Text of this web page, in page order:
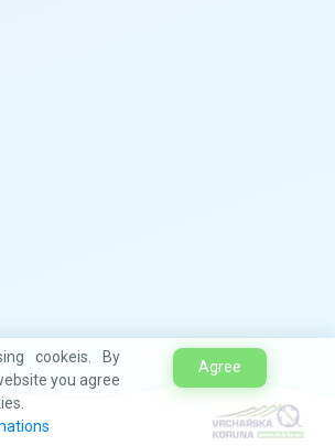
cookeis. By
you agree
Agree